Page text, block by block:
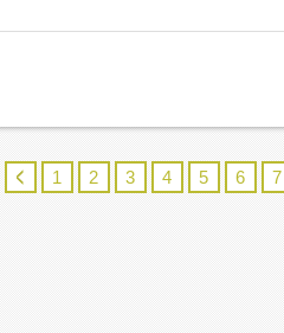
1 2 3 4 5 6 7